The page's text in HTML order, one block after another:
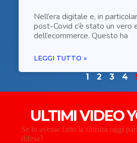
Nell’era digitale e, in
post-Covid c’è stato un vero
dell’ecommerce. Questo ha
LEGGI TUTTO »
1 2 3 4
ULTIMI VIDEO
Se lo avesse fatto la sinistra oggi
difesa?